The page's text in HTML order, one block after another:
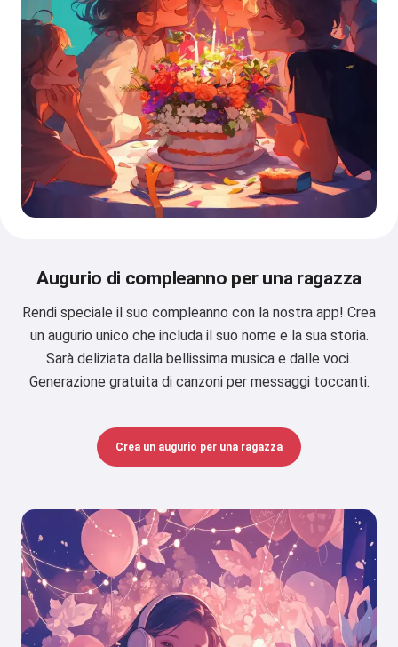
Augurio di compleanno per una ragazza
Rendi speciale il suo compleanno con la nostra app! Crea
un augurio unico che includa il suo nome e la sua storia.
Sarà deliziata dalla bellissima musica e dalle voci.
Generazione gratuita di canzoni per messaggi toccanti.
Crea un augurio per una ragazza